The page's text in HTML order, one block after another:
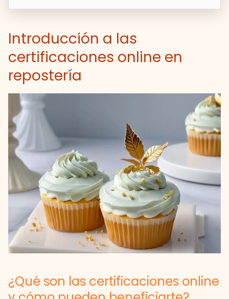
Introducción a las
certificaciones online en
repostería
¿Qué son las certificaciones online